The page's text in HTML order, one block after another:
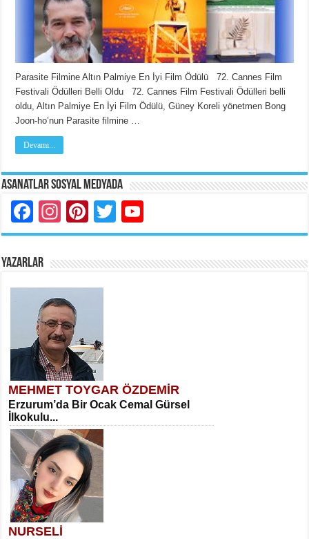
Parasite Filmine Altın Palmiye En İyi Film Ödülü 72. Cannes Film
Festivali Ödülleri Belli Oldu 72. Cannes Film Festivali Ödülleri belli
oldu, Altın Palmiye En İyi Film Ödülü, Güney Koreli yönetmen Bong
Joon-ho’nun Parasite filmine …
Devamı...
Asanatlar Sosyal Medyada
Facebook
Instagram
Pinterest
Twitter
YAZARLAR
MEHMET TOYGAR ÖZDEMİR
Erzurum’da Bir Ocak Cemal Gürsel
İlkokulu...
NURSELİ